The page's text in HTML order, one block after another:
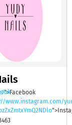
">Facebook
www.instagram.com/